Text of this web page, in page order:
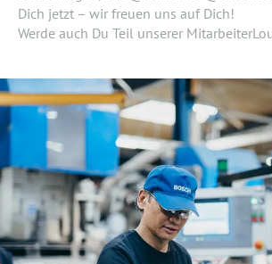
Dich jetzt – wir freuen uns auf Dich!
Werde auch Du Teil unserer